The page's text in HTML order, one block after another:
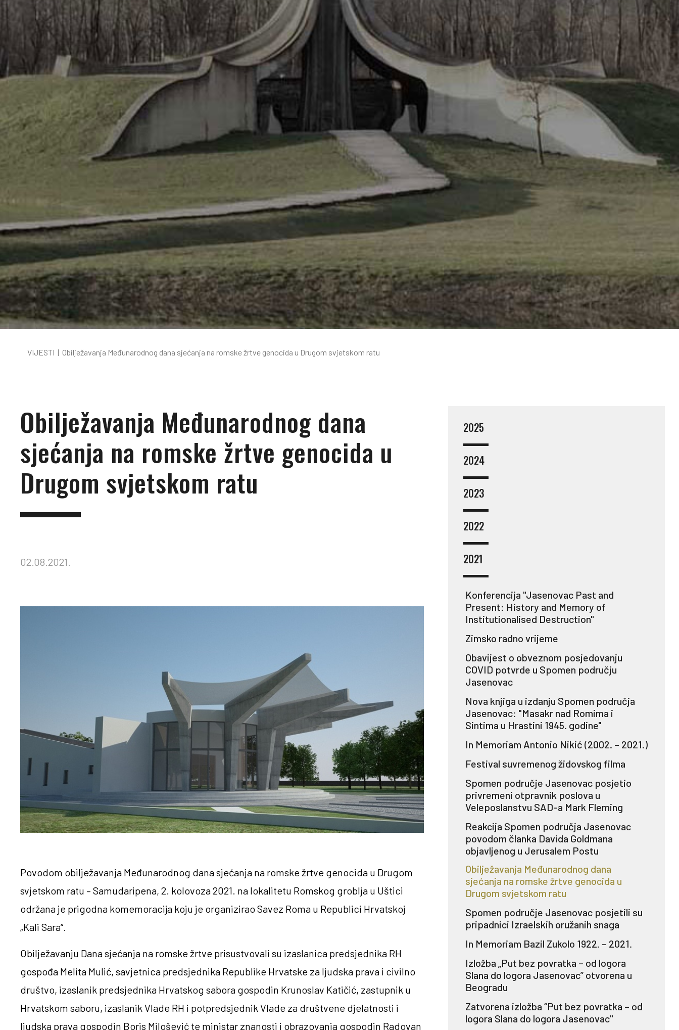
VIJESTI | Obilježavanja Međunarodnog dana sjećanja na romske žrtve genocida u Drugom svjetskom ratu
Obilježavanja Međunarodnog dana
sjećanja na romske žrtve genocida u
Drugom svjetskom ratu
02.08.2021.
Povodom obilježavanja Međunarodnog dana sjećanja na romske žrtve genocida u Drugom
svjetskom ratu – Samudaripena, 2. kolovoza 2021. na lokalitetu Romskog groblja u Uštici
održana je prigodna komemoracija koju je organizirao Savez Roma u Republici Hrvatskoj
„Kali Sara“.
Obilježavanju Dana sjećanja na romske žrtve prisustvovali su izaslanica predsjednika RH
gospođa Melita Mulić, savjetnica predsjednika Republike Hrvatske za ljudska prava i civilno
društvo, izaslanik predsjednika Hrvatskog sabora gospodin Krunoslav Katičić, zastupnik u
Hrvatskom saboru, izaslanik Vlade RH i potpredsjednik Vlade za društvene djelatnosti i
ljudska prava gospodin Boris Milošević te ministar znanosti i obrazovanja gospodin Radovan
2025
2024
2023
2022
2021
Konferencija "Jasenovac Past and
Present: History and Memory of
Institutionalised Destruction"
Zimsko radno vrijeme
Obavijest o obveznom posjedovanju
COVID potvrde u Spomen području
Jasenovac
Nova knjiga u izdanju Spomen područja
Jasenovac: "Masakr nad Romima i
Sintima u Hrastini 1945. godine"
In Memoriam Antonio Nikić (2002. – 2021.)
Festival suvremenog židovskog filma
Spomen područje Jasenovac posjetio
privremeni otpravnik poslova u
Veleposlanstvu SAD-a Mark Fleming
Reakcija Spomen područja Jasenovac
povodom članka Davida Goldmana
objavljenog u Jerusalem Postu
Obilježavanja Međunarodnog dana
sjećanja na romske žrtve genocida u
Drugom svjetskom ratu
Spomen područje Jasenovac posjetili su
pripadnici Izraelskih oružanih snaga
In Memoriam Bazil Zukolo 1922. – 2021.
Izložba „Put bez povratka – od logora
Slana do logora Jasenovac” otvorena u
Beogradu
Zatvorena izložba “Put bez povratka – od
logora Slana do logora Jasenovac"